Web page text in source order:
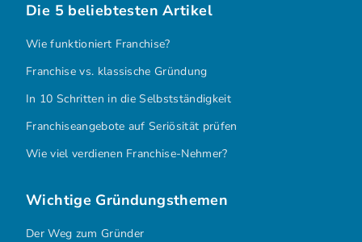
Die 5 beliebtesten Artikel
Wie funktioniert Franchise?
Franchise vs. klassische Gründung
In 10 Schritten in die Selbstständigkeit
Franchiseangebote auf Seriösität prüfen
Wie viel verdienen Franchise-Nehmer?
Wichtige Gründungsthemen
Der Weg zum Gründer